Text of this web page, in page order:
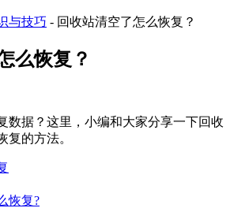
与技巧 - 回收站清空了怎么恢复？
么恢复？
数据？这里，小编和大家分享一下回收
复的方法。
恢复?